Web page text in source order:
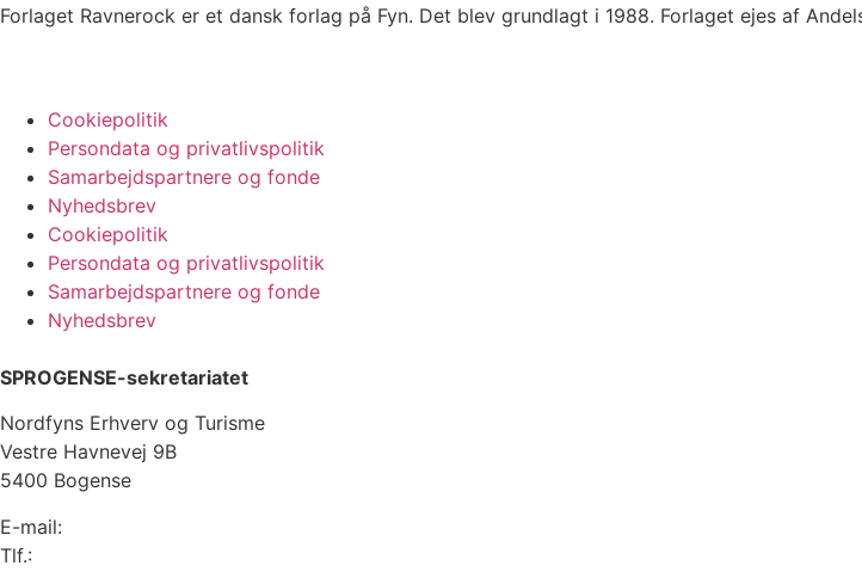
Forlaget Ravnerock er et dansk forlag på Fyn. Det blev grundlagt i 1988. Forlaget ejes af
Cookiepolitik
Persondata og privatlivspolitik
Samarbejdspartnere og fonde
Nyhedsbrev
Cookiepolitik
Persondata og privatlivspolitik
Samarbejdspartnere og fonde
Nyhedsbrev
SPROGENSE-sekretariatet
Nordfyns Erhverv og Turisme
Vestre Havnevej 9B
5400 Bogense
E-mail:
Tlf.: